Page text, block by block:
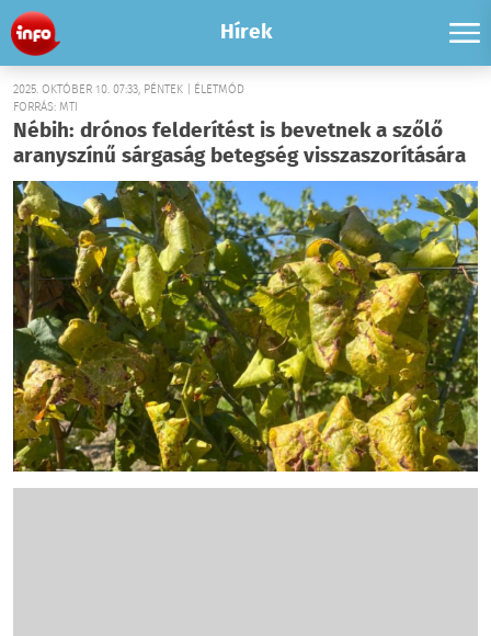
Hírek
2025. OKTÓBER 10. 07:33, PÉNTEK | ÉLETMÓD
FORRÁS: MTI
Nébih: drónos felderítést is bevetnek a szőlő
aranyszínű sárgaság betegség visszaszorítására